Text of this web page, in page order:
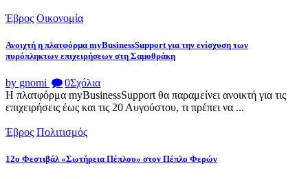
Έβρος Οικονομία
Ανοιχτή η πλατφόρμα myBusinessSupport για την ενίσχυση των
πυρόπληκτων επιχειρήσεων στη Σαμοθράκη
by gnomi 0Σχόλια
Η πλατφόρμα myBusinessSupport θα παραμείνει ανοικτή για τις
επιχειρήσεις έως και τις 20 Αυγούστου, τι πρέπει να ...
Έβρος Πολιτισμός
12ο Φεστιβάλ «Σωτήρεια Πέπλου» στον Πέπλο Φερών